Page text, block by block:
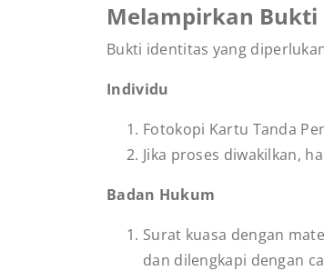
Melampirkan
Bukti identitas yang
Individu
Fotokopi Kartu Tanda
Jika proses diwakilkan,
Badan Hukum
Surat kuasa dengan
dan dilengkapi dengan